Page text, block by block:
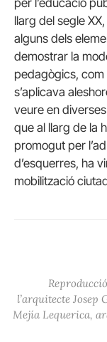
llarg del segle
alguns dels
demostrar la
pedagògics, com
s’aplicava
veure en
que al llarg de la
promogut per
d’esquerres, ha
mobilització
l’arquitecte Josep
Mejía Lequerica,